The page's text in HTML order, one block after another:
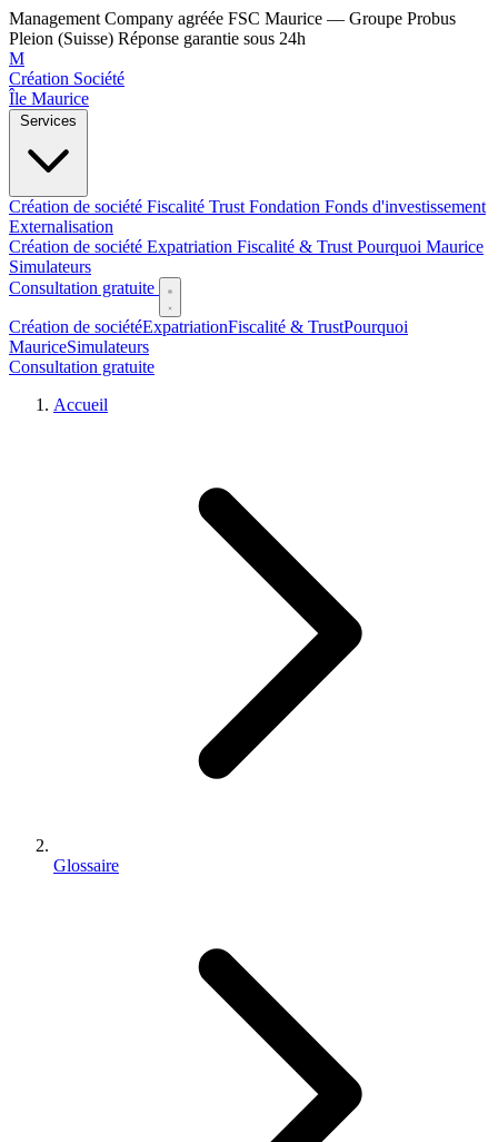
Management Company agréée FSC Maurice — Groupe Probus
Pleion (Suisse) Réponse garantie sous 24h
M
Création Société
Île Maurice
Création de société Fiscalité Trust Fondation Fonds d'investissement
Externalisation
Création de société Expatriation Fiscalité & Trust Pourquoi Maurice
Simulateurs
Consultation gratuite
Création de sociétéExpatriationFiscalité & TrustPourquoi
MauriceSimulateurs
Consultation gratuite
Accueil
Glossaire